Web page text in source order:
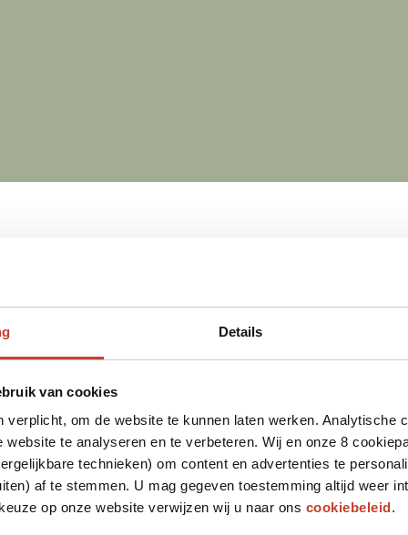
Details
van cookies
verplicht, om de website te kunnen laten werken. Analytische
website te analyseren en te verbeteren. Wij en onze 8
technieken) om content en advertenties te
af te stemmen. U mag gegeven toestemming altijd weer
op onze website verwijzen wij u naar ons cookiebeleid.